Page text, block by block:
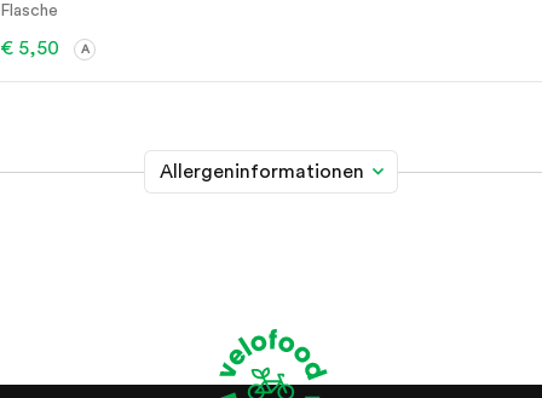
Flasche
€ 5,50 A
Allergeninformationen
C Eier